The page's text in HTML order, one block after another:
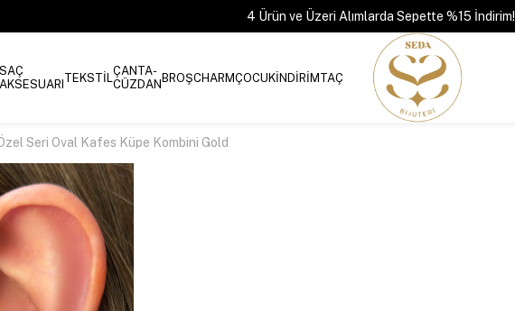
4 Ürün ve Üzeri Alımlarda Sepette %15 İndirim!
SAÇ
AKSESUARI TEKSTİLÇANTA-
CÜZDANBROŞCHARMÇOCUKİNDİRİMTAÇ
Seri Oval Kafes Küpe Kombini Gold